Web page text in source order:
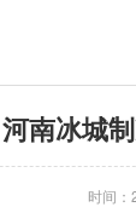
河南冰城
时间